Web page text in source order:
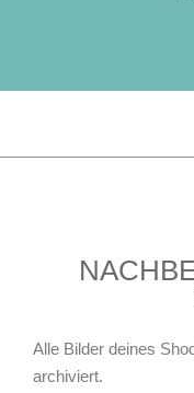
Alle Bilder deines
archiviert.